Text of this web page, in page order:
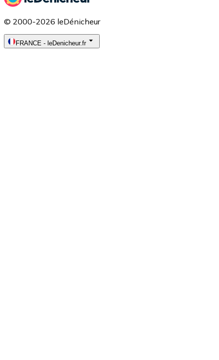
© 2000-2026 leDénicheur
FRANCE - leDenicheur.fr